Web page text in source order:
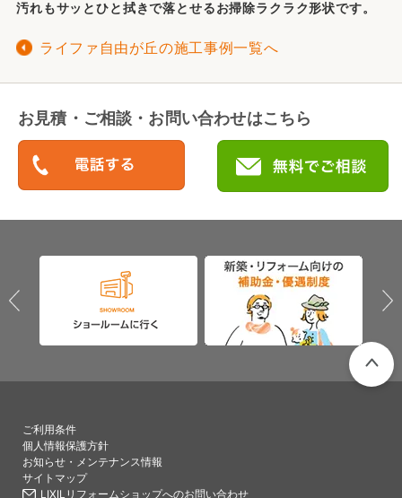
汚れもサッとひと拭きで落とせるお掃除ラクラク形状です。
ライファ自由が丘の施工事例一覧へ
お見積・ご相談・お問い合わせはこちら
ご利用条件
個人情報保護方針
お知らせ・メンテナンス情報
サイトマップ
LIXILリフォームショップへのお問い合わせ